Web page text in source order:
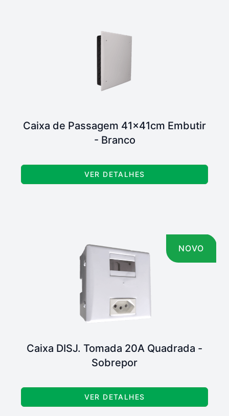
Caixa de Passagem 41x41cm Embutir
- Branco
VER DETALHES
NOVO
Caixa DISJ. Tomada 20A Quadrada -
Sobrepor
VER DETALHES